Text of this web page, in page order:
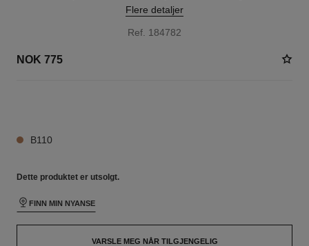
Flere detaljer
Ref. 184782
NOK 775
B110
Dette produktet er utsolgt.
FINN MIN NYANSE
VARSLE MEG NÅR TILGJENGELIG